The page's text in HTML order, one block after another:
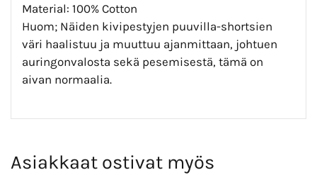
Material: 100% Cotton
Huom; Näiden kivipestyjen puuvilla-shortsien
väri haalistuu ja muuttuu ajanmittaan, johtuen
auringonvalosta sekä pesemisestä, tämä on
aivan normaalia.
Asiakkaat ostivat myös